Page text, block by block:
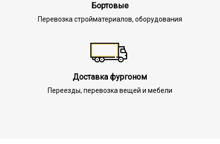
Бортовые
Перевозка стройматериалов, оборудования
Доставка фургоном
Переезды, перевозка вещей и мебели